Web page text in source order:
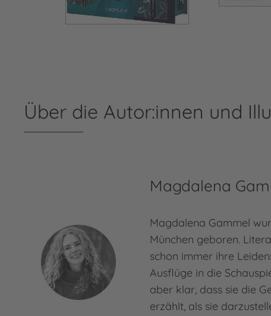
Über die Autor:innen und
Magdalena
Magdalena Gammel
München geboren.
schon immer ihre
Ausflüge in die
aber klar, dass sie die
erzählt, als sie